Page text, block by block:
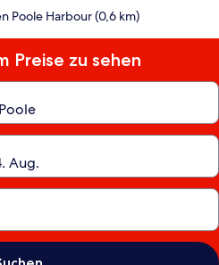
Poole Harbour (0,6 km)
Preise zu sehen